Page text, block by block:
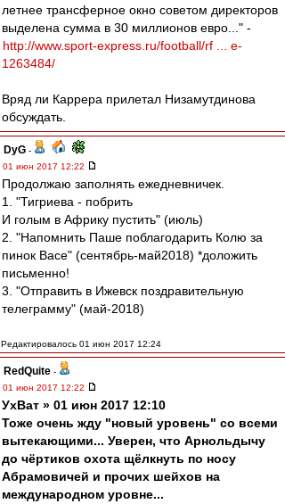
летнее трансферное окно советом директоров
выделена сумма в 30 миллионов евро..." -
http://www.sport-express.ru/football/rf ... e-
1263484/
Вряд ли Каррера прилетал Низамутдинова
обсуждать.
DyG -
01 июн 2017 12:22
Продолжаю заполнять ежедневничек.
1. "Тигриева - побрить
И голым в Африку пустить" (июль)
2. "Напомнить Паше поблагодарить Колю за
пинок Васе" (сентябрь-май2018) *доложить
письменно!
3. "Отправить в Ижевск поздравительную
телеграмму" (май-2018)
Редактировалось 01 июн 2017 12:24
RedQuite -
01 июн 2017 12:22
УхВат » 01 июн 2017 12:10
Тоже очень жду "новый уровень" со всеми
вытекающими... Уверен, что Арнольдычу
до чёртиков охота щёлкнуть по носу
Абрамовичей и прочих шейхов на
международном уровне...